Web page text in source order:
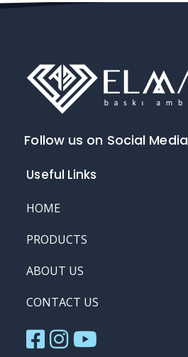
Follow us on Social Media
Useful Links
HOME
PRODUCTS
ABOUT US
CONTACT US